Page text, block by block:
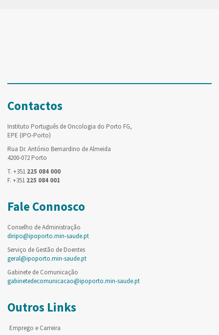
Contactos
Instituto Português de Oncologia do Porto FG,
EPE (IPO-Porto)
Rua Dr. António Bernardino de Almeida
4200-072 Porto
T. +351 225 084 000
F. +351 225 084 001
Fale Connosco
Conselho de Administração
diripo@ipoporto.min-saude.pt
Serviço de Gestão de Doentes
geral@ipoporto.min-saude.pt
Gabinete de Comunicação
gabinetedecomunicacao@ipoporto.min-saude.pt
Outros Links
Emprego e Carreira